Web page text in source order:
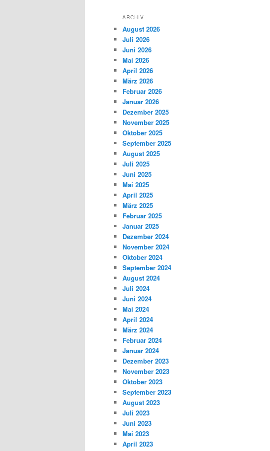
ARCHIV
August 2026
Juli 2026
Juni 2026
Mai 2026
April 2026
März 2026
Februar 2026
Januar 2026
Dezember 2025
November 2025
Oktober 2025
September 2025
August 2025
Juli 2025
Juni 2025
Mai 2025
April 2025
März 2025
Februar 2025
Januar 2025
Dezember 2024
November 2024
Oktober 2024
September 2024
August 2024
Juli 2024
Juni 2024
Mai 2024
April 2024
März 2024
Februar 2024
Januar 2024
Dezember 2023
November 2023
Oktober 2023
September 2023
August 2023
Juli 2023
Juni 2023
Mai 2023
April 2023